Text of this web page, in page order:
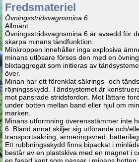
Fredsmateriel
Övningsstridsvagnsmina 6
Allmänt
Övningsstridsvagnsmina 6 är avsedd för
skarpa minans tändfunktion.
Minkroppen innehåller inga explosiva
minans utlösare förses den med en
blixtaggregat som initieras av
över.
Minan har ett förenklat säkrings- och
röjningsskydd. Tändsystemet är
mot pansrade stridsfordon. Mot lättare
under botten mellan band eller hjul om
marken.
Minans utformning överensstämmer inte
6. Bland annat skiljer sig utförande och/
transportsäkring, armeringsvred,
Ett rubbningsskydd finns bipackat i
består av en plastskiva med en magnet i
en fasad kant som passar i minans botten.